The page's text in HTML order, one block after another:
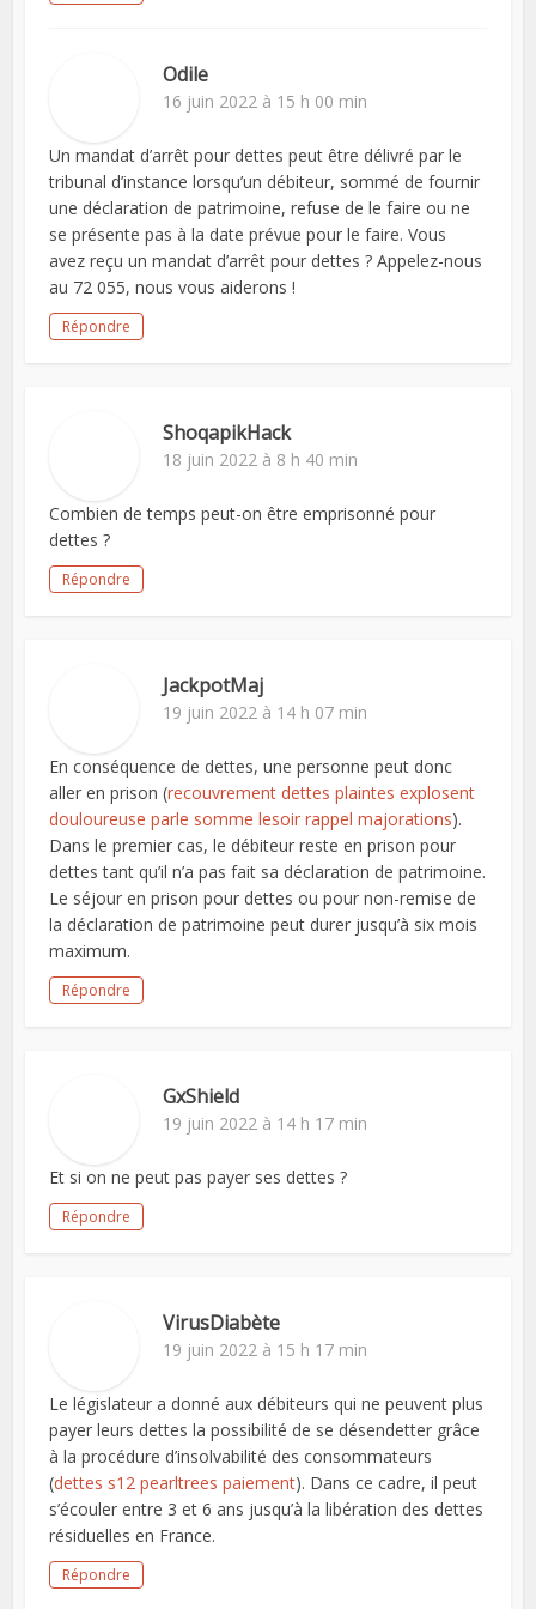
Odile
16 juin 2022 à 15 h 00 min
Un mandat d’arrêt pour dettes peut être délivré par le
tribunal d’instance lorsqu’un débiteur, sommé de fournir
une déclaration de patrimoine, refuse de le faire ou ne
se présente pas à la date prévue pour le faire. Vous
avez reçu un mandat d’arrêt pour dettes ? Appelez-nous
au 72 055, nous vous aiderons !
Répondre
ShoqapikHack
18 juin 2022 à 8 h 40 min
Combien de temps peut-on être emprisonné pour
dettes ?
Répondre
JackpotMaj
19 juin 2022 à 14 h 07 min
En conséquence de dettes, une personne peut donc
aller en prison (recouvrement dettes plaintes explosent
douloureuse parle somme lesoir rappel majorations).
Dans le premier cas, le débiteur reste en prison pour
dettes tant qu’il n’a pas fait sa déclaration de patrimoine.
Le séjour en prison pour dettes ou pour non-remise de
la déclaration de patrimoine peut durer jusqu’à six mois
maximum.
Répondre
GxShield
19 juin 2022 à 14 h 17 min
Et si on ne peut pas payer ses dettes ?
Répondre
VirusDiabète
19 juin 2022 à 15 h 17 min
Le législateur a donné aux débiteurs qui ne peuvent plus
payer leurs dettes la possibilité de se désendetter grâce
à la procédure d’insolvabilité des consommateurs
(dettes s12 pearltrees paiement). Dans ce cadre, il peut
s’écouler entre 3 et 6 ans jusqu’à la libération des dettes
résiduelles en France.
Répondre